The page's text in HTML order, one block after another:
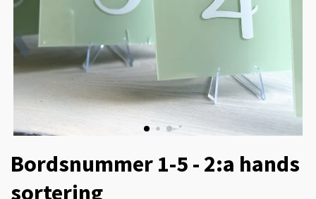
Bordsnummer 1-5 - 2:a hands
sortering